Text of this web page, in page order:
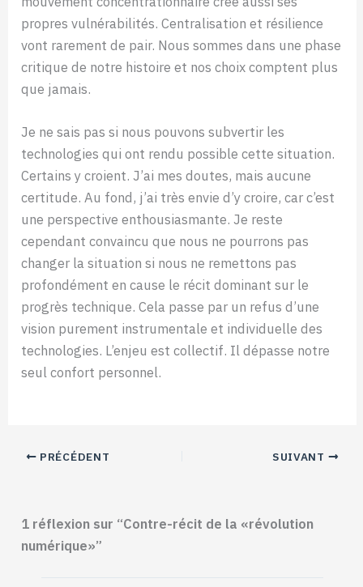
propres vulnérabilités. Centralisation et résilience
vont rarement de pair. Nous sommes dans une phase
critique de notre histoire et nos choix comptent plus
que jamais.
Je ne sais pas si nous pouvons subvertir les
technologies qui ont rendu possible cette situation.
Certains y croient. J’ai mes doutes, mais aucune
certitude. Au fond, j’ai très envie d’y croire, car c’est
une perspective enthousiasmante. Je reste
cependant convaincu que nous ne pourrons pas
changer la situation si nous ne remettons pas
profondément en cause le récit dominant sur le
progrès technique. Cela passe par un refus d’une
vision purement instrumentale et individuelle des
technologies. L’enjeu est collectif. Il dépasse notre
seul confort personnel.
PRÉCÉDENT SUIVANT
1 réflexion sur “Contre-récit de la «révolution
numérique»”